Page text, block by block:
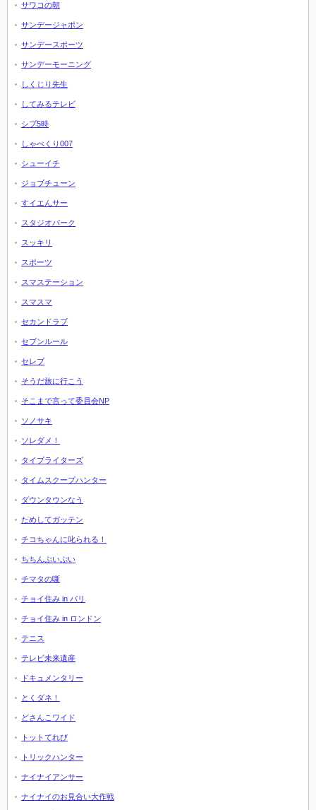
サワコの朝
サンデージャポン
サンデースポーツ
サンデーモーニング
しくじり先生
してみるテレビ
シブ5時
しゃべくり007
シューイチ
ジョブチューン
すイエんサー
スタジオパーク
スッキリ
スポーツ
スマステーション
スマスマ
セカンドラブ
セブンルール
セレブ
そうだ旅に行こう
そこまで言って委員会NP
ソノサキ
ソレダメ！
タイプライターズ
タイムスクープハンター
ダウンタウンなう
ためしてガッテン
チコちゃんに叱られる！
ちちんぷいぷい
チマタの噺
チョイ住み in パリ
チョイ住み in ロンドン
テニス
テレビ未来遺産
ドキュメンタリー
とくダネ！
どさんこワイド
トットてれび
トリックハンター
ナイナイアンサー
ナイナイのお見合い大作戦